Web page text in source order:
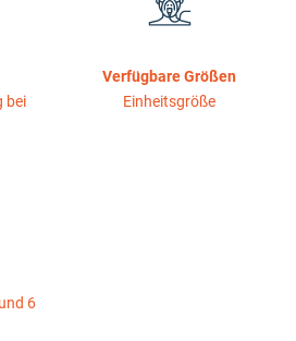
bei
Verfügbare Größen
Einheitsgröße
6